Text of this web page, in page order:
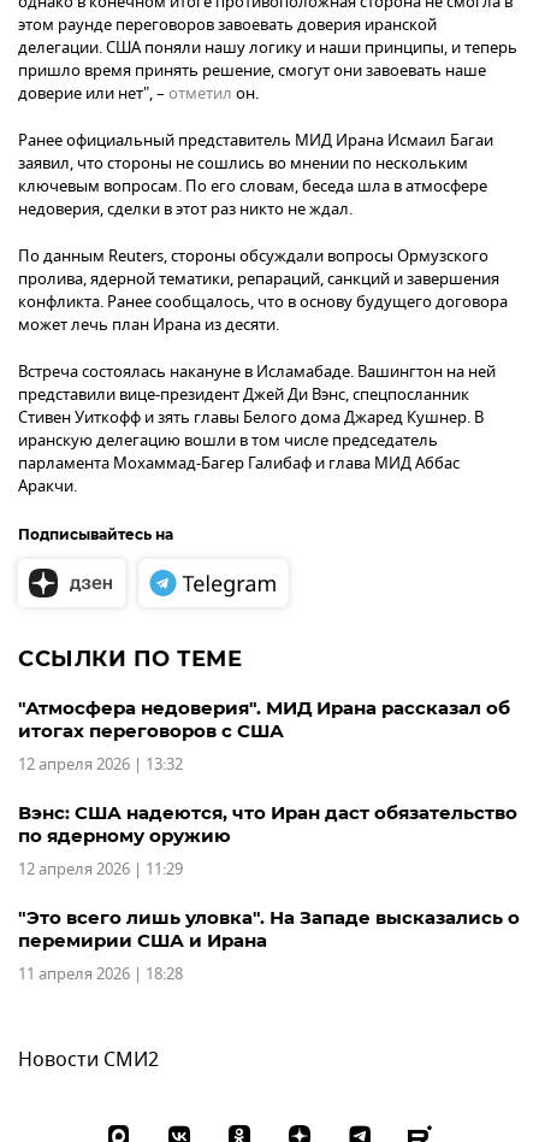
этом раунде переговоров завоевать доверия иранской
делегации. США поняли нашу логику и наши принципы, и теперь
пришло время принять решение, смогут они завоевать наше
доверие или нет", – отметил он.
Ранее официальный представитель МИД Ирана Исмаил Багаи
заявил, что стороны не сошлись во мнении по нескольким
ключевым вопросам. По его словам, беседа шла в атмосфере
недоверия, сделки в этот раз никто не ждал.
По данным Reuters, стороны обсуждали вопросы Ормузского
пролива, ядерной тематики, репараций, санкций и завершения
конфликта. Ранее сообщалось, что в основу будущего договора
может лечь план Ирана из десяти.
Встреча состоялась накануне в Исламабаде. Вашингтон на ней
представили вице-президент Джей Ди Вэнс, спецпосланник
Стивен Уиткофф и зять главы Белого дома Джаред Кушнер. В
иранскую делегацию вошли в том числе председатель
парламента Мохаммад-Багер Галибаф и глава МИД Аббас
Аракчи.
Подписывайтесь на
ССЫЛКИ ПО ТЕМЕ
"Атмосфера недоверия". МИД Ирана рассказал об
итогах переговоров с США
12 апреля 2026 | 13:32
Вэнс: США надеются, что Иран даст обязательство
по ядерному оружию
12 апреля 2026 | 11:29
"Это всего лишь уловка". На Западе высказались о
перемирии США и Ирана
11 апреля 2026 | 18:28
Новости СМИ2